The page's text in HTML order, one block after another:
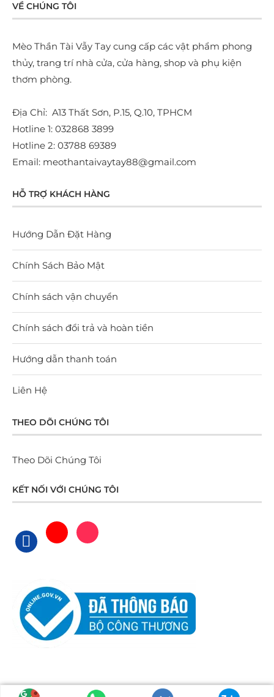
VỀ CHÚNG TÔI
Mèo Thần Tài Vẫy Tay cung cấp các vật phẩm phong
thủy, trang trí nhà cửa, cửa hàng, shop và phụ kiện
thơm phòng.
Địa Chỉ: A13 Thất Sơn, P.15, Q.10, TPHCM
Hotline 1: 032868 3899
Hotline 2: 03788 69389
Email: meothantaivaytay88@gmail.com
HỖ TRỢ KHÁCH HÀNG
Hướng Dẫn Đặt Hàng
Chính Sách Bảo Mật
Chính sách vận chuyển
Chính sách đổi trả và hoàn tiền
Hướng dẫn thanh toán
Liên Hệ
THEO DÕI CHÚNG TÔI
Theo Dõi Chúng Tôi
KẾT NỐI VỚI CHÚNG TÔI